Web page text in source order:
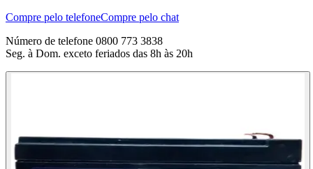
Compre pelo telefoneCompre pelo chat
Número de telefone 0800 773 3838
Seg. à Dom. exceto feriados das 8h às 20h